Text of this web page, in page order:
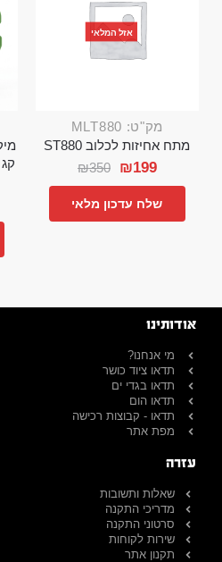
אזל המלאי
מק"ט: MLT880
מתח אחיזות לכלוב ST880
₪350 ₪199
שלח עדכון מלאי
אודותינו
מי אנחנו?
תדאו ציוד כושר
תדאו בגדי ים
תדאו הום
תדאו - קבוצות רכישה
מפת אתר
עזרה
שאלות ותשובות
מדריכי התקנה
סרטוני התקנה
שירות לקוחות
תקנון אתר